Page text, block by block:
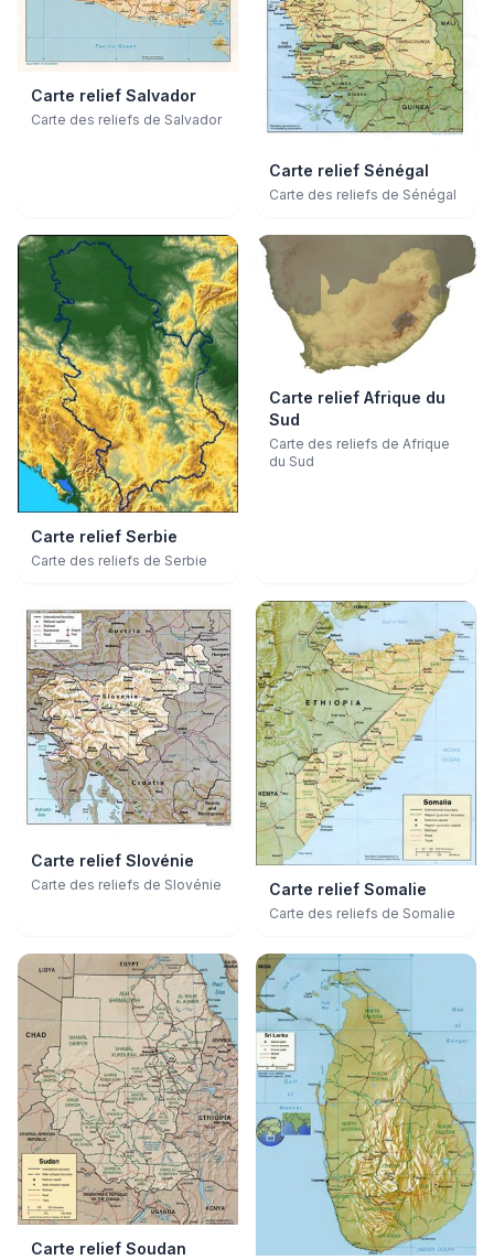
Carte relief Salvador
Carte des reliefs de Salvador
Carte relief Sénégal
Carte des reliefs de Sénégal
Carte relief Serbie
Carte des reliefs de Serbie
Carte relief Afrique du
Sud
Carte des reliefs de Afrique
du Sud
Carte relief Slovénie
Carte des reliefs de Slovénie Carte relief Somalie
Carte des reliefs de Somalie
Carte relief Soudan